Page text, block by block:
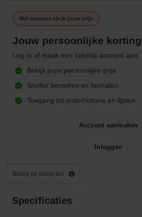
Bekijk de varianten
Specificaties
Met account zie je jouw prijs
Jouw persoonlijke
Log in of maak een zakelijk account aan.
Bekijk jouw persoonlijke prijs
Sneller bestellen en herhalen
Toegang tot orderhistorie en lijsten
Account aanmaken
Inloggen